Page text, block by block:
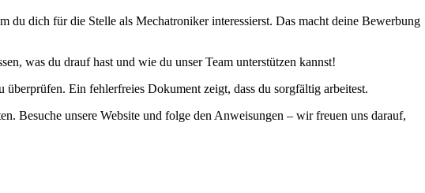
du dich für die Stelle als Mechatroniker interessierst. Das macht deine Bewerbung
was du drauf hast und wie du unser Team unterstützen kannst!
Ein fehlerfreies Dokument zeigt, dass du sorgfältig arbeitest.
Besuche unsere Website und folge den Anweisungen – wir freuen uns darauf,